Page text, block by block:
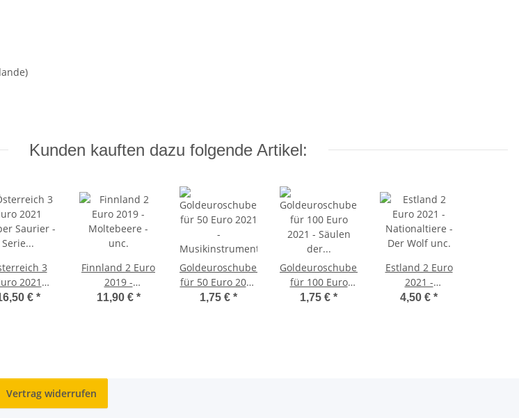
Kunden kauften dazu folgende Artikel:
3
2021
Saurier -
€ *
Finnland 2 Euro
2019 -
Moltebeere -
11,90 € *
Goldeuroschuber
für 50 Euro 2021
-
1,75 € *
Goldeuroschuber
für 100 Euro
2021 - Säulen
1,75 € *
Estland 2 Euro
2021 -
Nationaltiere -
4,50 € *
Vertrag widerrufen